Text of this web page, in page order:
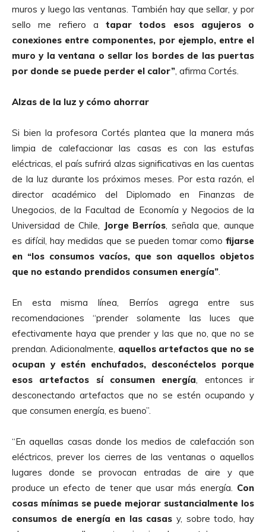
muros y luego las ventanas. También hay que sellar, y por
sello me refiero a tapar todos esos agujeros o
conexiones entre componentes, por ejemplo, entre el
muro y la ventana o sellar los bordes de las puertas
por donde se puede perder el calor” , afirma Cortés.
Alzas de la luz y cómo ahorrar
Si bien la profesora Cortés plantea que la manera más
limpia de calefaccionar las casas es con las estufas
eléctricas, el país sufrirá alzas significativas en las cuentas
de la luz durante los próximos meses. Por esta razón, el
director académico del Diplomado en Finanzas de
Unegocios, de la Facultad de Economía y Negocios de la
Universidad de Chile,
Jorge Berríos , señala que, aunque
es difícil, hay medidas que se pueden tomar como fijarse
en “los consumos vacíos, que son aquellos objetos
que no estando prendidos consumen energía”
En esta misma línea, Berríos agrega entre sus
recomendaciones “prender solamente las luces que
efectivamente haya que prender y las que no, que no se
prendan. Adicionalmente, aquellos artefactos que no se
ocupan y estén enchufados, desconéctelos porque
esos artefactos sí consumen energía , entonces ir
desconectando artefactos que no se estén ocupando y
que consumen energía, es bueno”.
“En aquellas casas donde los medios de calefacción son
eléctricos, prever los cierres de las ventanas o aquellos
lugares donde se provocan entradas de aire y que
produce un efecto de tener que usar más energía.
Con
cosas mínimas se puede mejorar sustancialmente los
consumos de energía en las casas y, sobre todo, hay